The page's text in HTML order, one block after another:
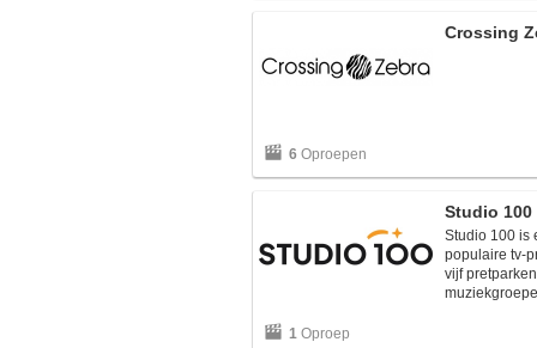
Crossing
6 Oproepen
Studio 100
Studio 100 is
populaire tv-
vijf
1 Oproep